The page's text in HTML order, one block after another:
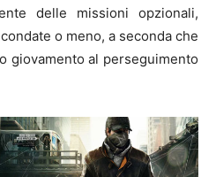
delle missioni opzionali,
o meno, a seconda che
giovamento al perseguimento